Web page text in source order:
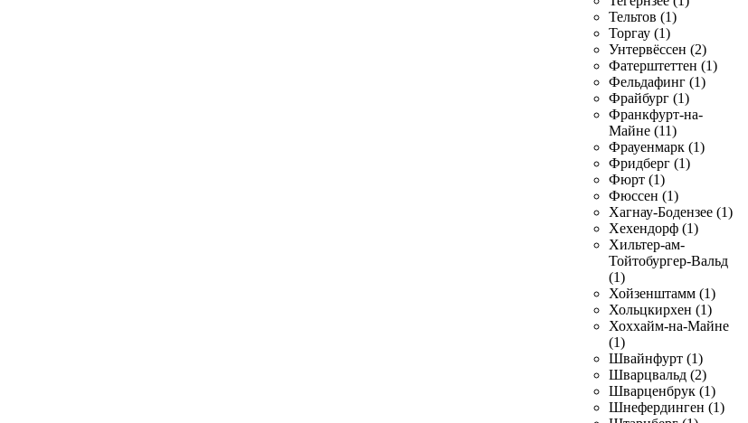
Тельтов (1)
Торгау (1)
Унтервёссен (2)
Фатерштеттен (1)
Фельдафинг (1)
Фрайбург (1)
Франкфурт-на-
Майне (11)
Фрауенмарк (1)
Фридберг (1)
Фюрт (1)
Фюссен (1)
Хагнау-Бодензее (1)
Хехендорф (1)
Хильтер-ам-
Тойтобургер-Вальд
(1)
Хойзенштамм (1)
Хольцкирхен (1)
Хоххайм-на-Майне
(1)
Швайнфурт (1)
Шварцвальд (2)
Шварценбрук (1)
Шнефердинген (1)